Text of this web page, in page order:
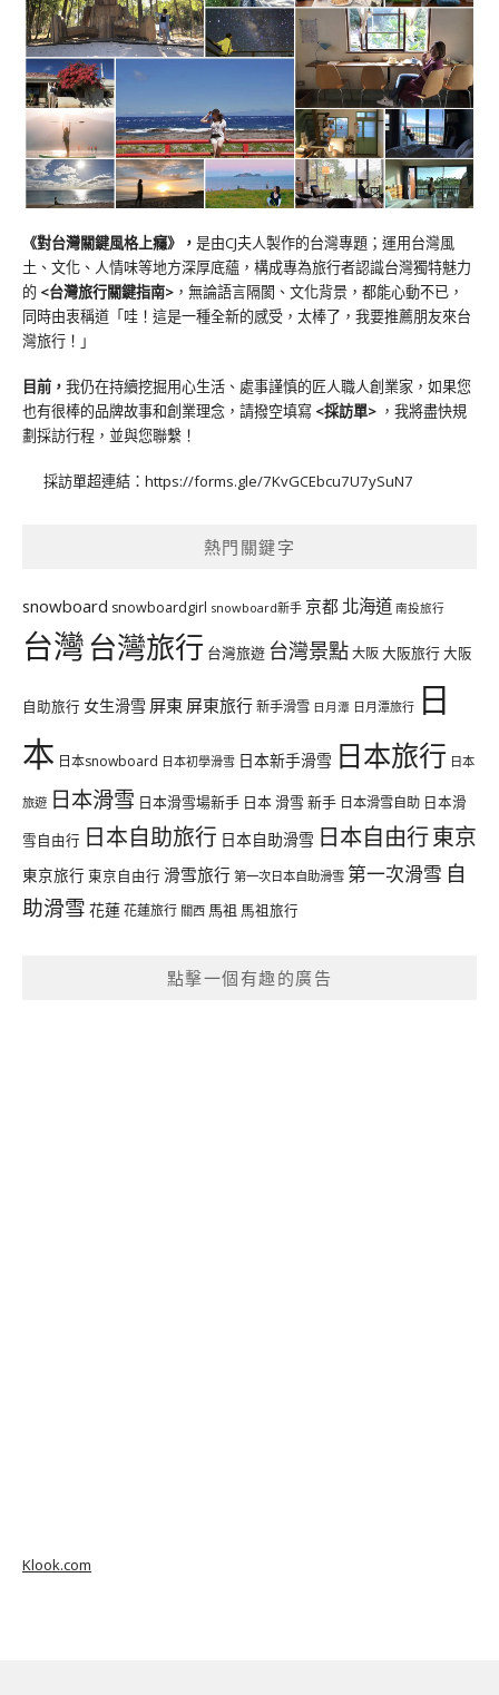
《對台灣關鍵風格上癮》 ， 是由CJ夫人製作的台灣專題；運用台灣風
土、文化、人情味等地方深厚底蘊，構成專為旅行者認識台灣獨特魅力
的 <台灣旅行關鍵指南> ，無論語言隔閡、文化背景，都能心動不已，
同時由衷稱道「哇！這是一種全新的感受，太棒了，我要推薦朋友來台
灣旅行！」
目前， 我仍在持續挖掘用心生活、處事謹慎的匠人職人創業家，如果您
也有很棒的品牌故事和創業理念，請撥空填寫 <採訪單> ，我將盡快規
劃採訪行程，並與您聯繫！
採訪單超連結： https://forms.gle/7KvGCEbcu7U7ySuN7
熱門關鍵字
snowboard snowboardgirl snowboard新手 京都 北海道 南投旅行
台灣台灣旅行 台灣旅遊 台灣景點大阪大阪旅行大阪
自助旅行 女生滑雪 屏東 屏東旅行新手滑雪 日月潭 日月潭旅行 日
本 日本snowboard 日本初學滑雪 日本新手滑雪 日本旅行 日本
旅遊 日本滑雪 日本滑雪場新手 日本 滑雪 新手 日本滑雪自助 日本滑
雪自由行 日本自助旅行 日本自助滑雪 日本自由行東京
東京旅行 東京自由行 滑雪旅行 第一次日本自助滑雪 第一次滑雪 自
助滑雪 花蓮花蓮旅行 關西 馬祖 馬祖旅行
點擊一個有趣的廣告
Klook.com